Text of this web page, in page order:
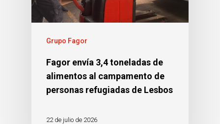
Grupo Fagor
Fagor envía 3,4 toneladas de
alimentos al campamento de
personas refugiadas de Lesbos
22 de julio de 2026